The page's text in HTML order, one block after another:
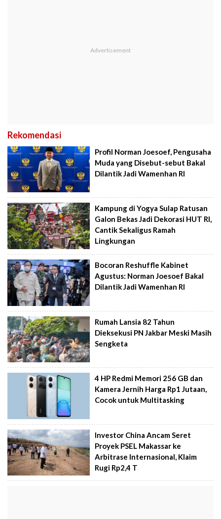
Rekomendasi
Profil Norman Joesoef, Pengusaha
Muda yang Disebut-sebut Bakal
Dilantik Jadi Wamenhan RI
Kampung di Yogya Sulap Ratusan
Galon Bekas Jadi Dekorasi HUT RI,
Cantik Sekaligus Ramah
Lingkungan
Bocoran Reshuffle Kabinet
Agustus: Norman Joesoef Bakal
Dilantik Jadi Wamenhan RI
Rumah Lansia 82 Tahun
Dieksekusi PN Jakbar Meski Masih
Sengketa
4 HP Redmi Memori 256 GB dan
Kamera Jernih Harga Rp1 Jutaan,
Cocok untuk Multitasking
Investor China Ancam Seret
Proyek PSEL Makassar ke
Arbitrase Internasional, Klaim
Rugi Rp2,4 T